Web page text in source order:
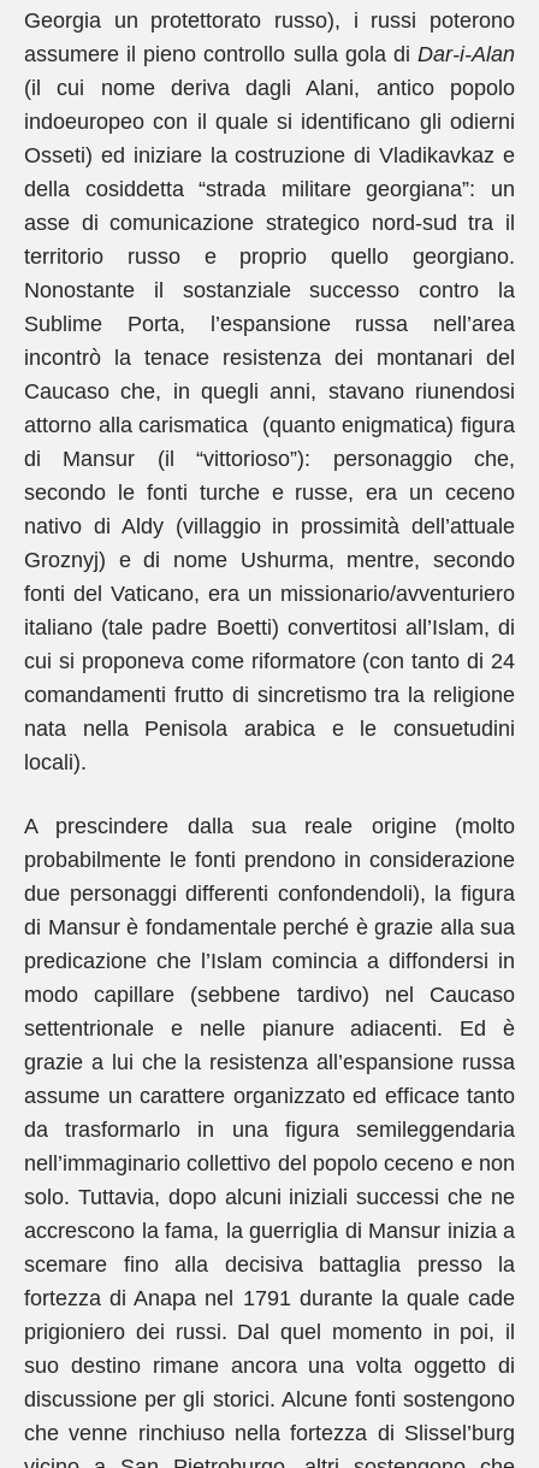
Georgia un protettorato russo), i russi poterono
assumere il pieno controllo sulla gola di Dar-i-Alan
(il cui nome deriva dagli Alani, antico popolo
indoeuropeo con il quale si identificano gli odierni
Osseti) ed iniziare la costruzione di Vladikavkaz e
della cosiddetta “strada militare georgiana”: un
asse di comunicazione strategico nord-sud tra il
territorio russo e proprio quello georgiano.
Nonostante il sostanziale successo contro la
Sublime Porta, l’espansione russa nell’area
incontrò la tenace resistenza dei montanari del
Caucaso che, in quegli anni, stavano riunendosi
attorno alla carismatica (quanto enigmatica) figura
di Mansur (il “vittorioso”): personaggio che,
secondo le fonti turche e russe, era un ceceno
nativo di Aldy (villaggio in prossimità dell’attuale
Groznyj) e di nome Ushurma, mentre, secondo
fonti del Vaticano, era un missionario/avventuriero
italiano (tale padre Boetti) convertitosi all’Islam, di
cui si proponeva come riformatore (con tanto di 24
comandamenti frutto di sincretismo tra la religione
nata nella Penisola arabica e le consuetudini
locali).
A prescindere dalla sua reale origine (molto
probabilmente le fonti prendono in considerazione
due personaggi differenti confondendoli), la figura
di Mansur è fondamentale perché è grazie alla sua
predicazione che l’Islam comincia a diffondersi in
modo capillare (sebbene tardivo) nel Caucaso
settentrionale e nelle pianure adiacenti. Ed è
grazie a lui che la resistenza all’espansione russa
assume un carattere organizzato ed efficace tanto
da trasformarlo in una figura semileggendaria
nell’immaginario collettivo del popolo ceceno e non
solo. Tuttavia, dopo alcuni iniziali successi che ne
accrescono la fama, la guerriglia di Mansur inizia a
scemare fino alla decisiva battaglia presso la
fortezza di Anapa nel 1791 durante la quale cade
prigioniero dei russi. Dal quel momento in poi, il
suo destino rimane ancora una volta oggetto di
discussione per gli storici. Alcune fonti sostengono
che venne rinchiuso nella fortezza di Slissel’burg